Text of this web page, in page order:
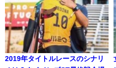
2019年タイトルレースのシナリ